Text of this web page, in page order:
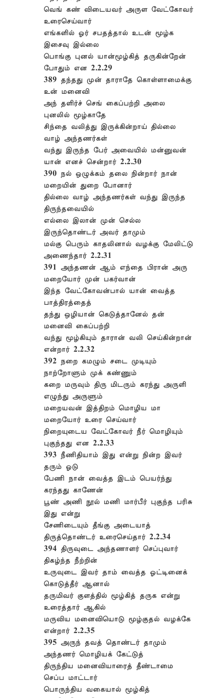
வெங் கண் விடையவர் அருள வேட்கோவர்
உரைசெய்வார்
எங்களில் ஓர் சபதத்தால் உடன் மூழ்க
இசைவு இல்லை
பொங்கு புனல் யான்மூழ்கித் தருகின்றேன்
போதும் என 2.2.29
389 தந்தது முன் தாராதே கொள்ளாமைக்கு
உன் மனைவி
அந் தளிர்ச் செங் கைப்பற்றி அலை
புனலில் மூழ்காதே
சிந்தை வலித்து இருக்கின்றாய் தில்லை
வாழ் அந்தணர்கள்
வந்து இருந்த பேர் அவையில் மன்னுவன்
யான் எனச் சென்றார் 2.2.30
390 நல் ஒழுக்கம் தலை நின்றார் நான்
மறையின் துறை போனார்
தில்லை வாழ் அந்தணர்கள் வந்து இருந்த
திருந்தவையில்
எல்லை இலான் முன் செல்ல
இருந்தொண்டர் அவர் தாமும்
மல்கு பெரும் காதலினால் வழக்கு மேலிட்டு
அணைந்தார் 2.2.31
391 அந்தணன் ஆம் எந்தை பிரான் அரு
மறையோர் முன் பகர்வான்
இந்த வேட்கோவன்பால் யான் வைத்த
பாத்திரத்தைத்
தந்து ஒழியான் கெடுத்தானேல் தன்
மனைவி கைப்பற்றி
வந்து மூழ்கியும் தாரான் வலி செய்கின்றான்
என்றார் 2.2.32
392 நறை கமழும் சடை முடியும்
நாற்றோளும் முக் கண்ணும்
கறை மருவும் திரு மிடரும் கரந்து அருளி
எழுந்து அருளும்
மறையவன் இத்திறம் மொழிய மா
மறையோர் உரை செய்வார்
நிறையுடைய வேட்கோவர் நீர் மொழியும்
புகுந்தது என 2.2.33
393 நீணிதியாம் இது என்று நின்ற இவர்
தரும் ஓடு
பேணி நான் வைத்த இடம் பெயர்ந்து
கரந்தது காணேன்
பூண் அணி நூல் மணி மார்பீர் புகுந்த பரிசு
இது என்று
சேணிடையும் தீங்கு அடையாத்
திருத்தொண்டர் உரைசெய்தார் 2.2.34
394 திருவுடை அந்தணாளர் செப்புவார்
திகழ்ந்த நீற்றின்
உருவுடை இவர் தாம் வைத்த ஓட்டினைக்
கொடுத்தீர் ஆனால்
தருமிவர் குளத்தில் மூழ்கித் தருக என்று
உரைத்தார் ஆகில்
மருவிய மனைவியொடு மூழ்குதல் வழக்கே
என்றார் 2.2.35
395 அருந் தவத் தொண்டர் தாமும்
அந்தணர் மொழியக் கேட்டுத்
திருந்திய மனைவியாரைத் தீண்டாமை
செப்ப மாட்டார்
பொருந்திய வகையால் மூழ்கித்